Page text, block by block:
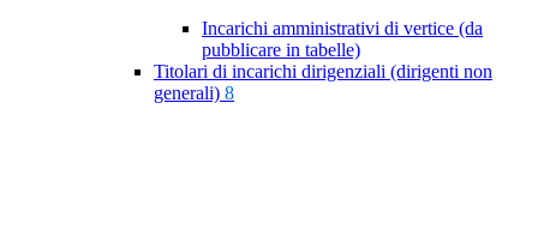
Incarichi amministrativi di vertice (da
pubblicare in tabelle)
Titolari di incarichi dirigenziali (dirigenti non
generali) 8